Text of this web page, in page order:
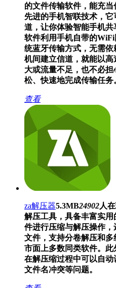
的文件传输软件，能充
先进的手机智联技术，
道，让你体验智能手机
软件利用手机自带的
统蓝牙传输方式，无需
机间建立信道，就能以
大或流量不足，也不必
松、快速地完成传输任务
查看
za解压器5.3MB24902人
解压工具，具备丰富实
件进行压缩与解压操作
文件，支持分卷解压和
市面上多数同类软件。此
在解压缩过程中可以自
文件名冲突等问题。